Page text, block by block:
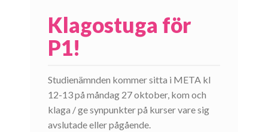
Klagostuga för
P1!
Studienämnden kommer sitta i META kl
12-13 på måndag 27 oktober, kom och
klaga / ge synpunkter på kurser vare sig
avslutade eller pågående.